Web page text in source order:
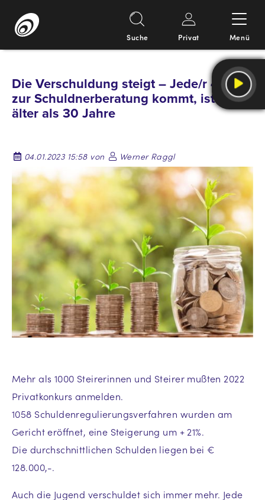
Inhalt
Suche Privat Menü
Die Verschuldung steigt – Jede/r 4., der
zur Schuldnerberatung kommt, ist nicht
älter als 30 Jahre
04.01.2023 15:58 von Werner Raggl
Mehr als 1000 Steirerinnen und Steirer mußten 2022
Privatkonkurs anmelden.
1058 Schuldenregulierungsverfahren wurden am
Gericht eröffnet, eine Steigerung um + 21%.
Die durchschnittlichen Schulden liegen bei €
128.000,-.
Auch die Jugend verschuldet sich immer mehr. Jede